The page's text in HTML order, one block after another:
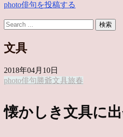
photo俳句を投稿する
文具
2018年04月10日
photo俳句 勝爺文具旅春
懐かしき文具に